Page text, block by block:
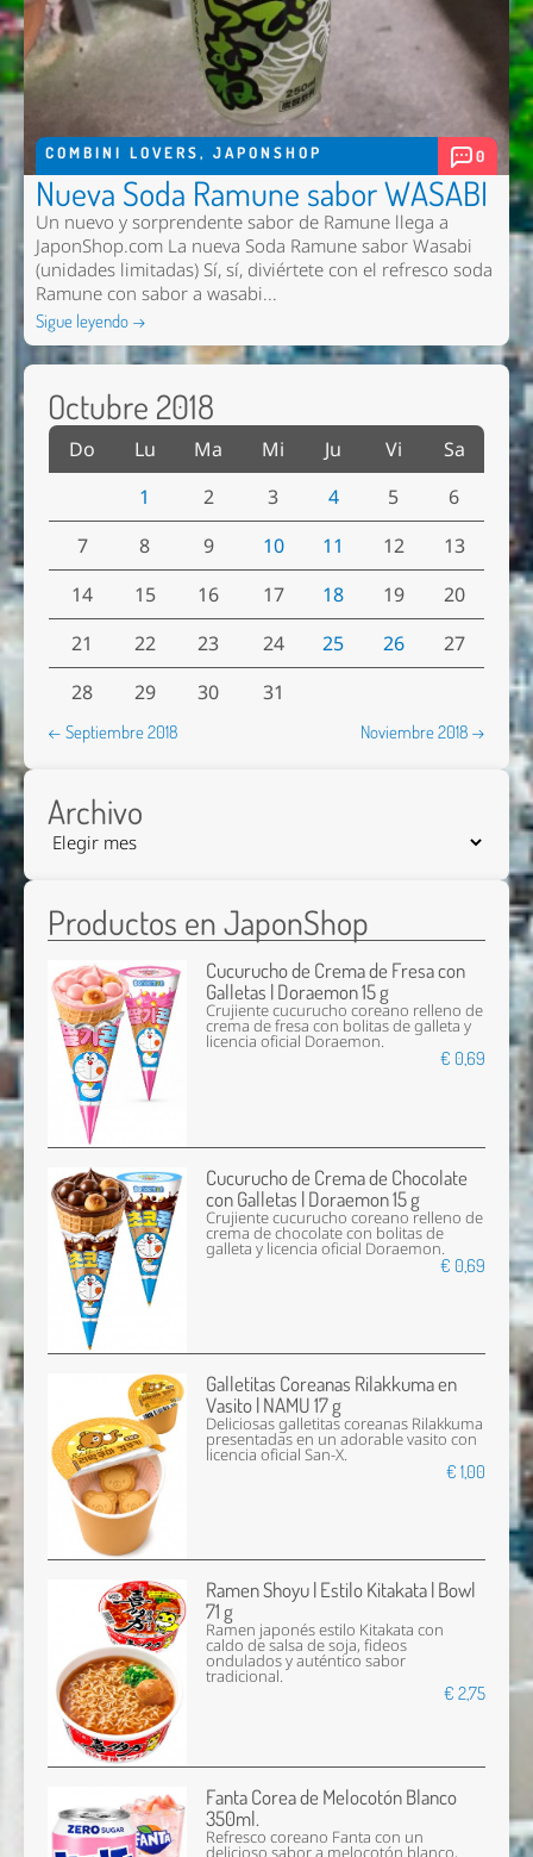
COMBINI LOVERS, JAPONSHOP 0
Nueva Soda Ramune sabor WASABI
Un nuevo y sorprendente sabor de Ramune llega a
JaponShop.com La nueva Soda Ramune sabor Wasabi
(unidades limitadas) Sí, sí, diviértete con el refresco soda
Ramune con sabor a wasabi...
Sigue leyendo →
Octubre 2018
Do Lu Ma Mi Ju Vi
Sa
1
2 3 4 5
6
7
8 9 10 11 12
13
14
15 16 17 18 19
20
21
22 23 24 25 26
27
28
29 30 31
← Septiembre 2018 Noviembre 2018 →
Archivo
Productos en JaponShop
Cucurucho de Crema de Fresa con
Galletas | Doraemon 15 g
Crujiente cucurucho coreano relleno de
crema de fresa con bolitas de galleta y
licencia oficial Doraemon.
€ 0,69
Cucurucho de Crema de Chocolate
con Galletas | Doraemon 15 g
Crujiente cucurucho coreano relleno de
crema de chocolate con bolitas de
galleta y licencia oficial Doraemon.
€ 0,69
Galletitas Coreanas Rilakkuma en
Vasito | NAMU 17 g
Deliciosas galletitas coreanas Rilakkuma
presentadas en un adorable vasito con
licencia oficial San-X.
€ 1,00
Ramen Shoyu | Estilo Kitakata | Bowl
71 g
Ramen japonés estilo Kitakata con
caldo de salsa de soja, fideos
ondulados y auténtico sabor
tradicional.
€ 2,75
Fanta Corea de Melocotón Blanco
350ml.
Refresco coreano Fanta con un
delicioso sabor a melocotón blanco,